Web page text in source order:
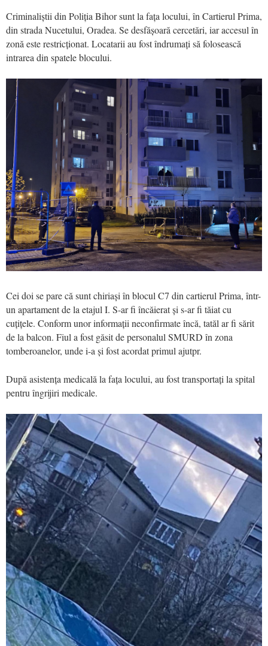
Criminaliștii din Poliția Bihor sunt la fața locului, în Cartierul Prima,
din strada Nucetului, Oradea. Se desfășoară cercetări, iar accesul în
zonă este restricționat. Locatarii au fost îndrumați să folosească
intrarea din spatele blocului.
Cei doi se pare că sunt chiriași în blocul C7 din cartierul Prima, într-
un apartament de la etajul I. S-ar fi încăierat și s-ar fi tăiat cu
cuțițele. Conform unor informații neconfirmate încă, tatăl ar fi sărit
de la balcon. Fiul a fost găsit de personalul SMURD în zona
tomberoanelor, unde i-a și fost acordat primul ajutpr.
După asistența medicală la fața locului, au fost transportați la spital
pentru îngrijiri medicale.